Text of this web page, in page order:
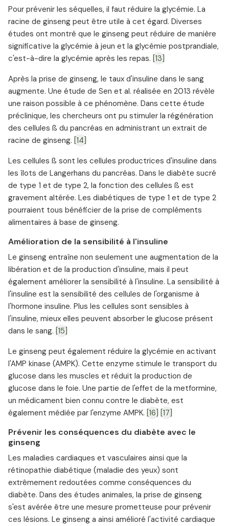
Pour prévenir les séquelles, il faut réduire la glycémie. La
racine de ginseng peut être utile à cet égard. Diverses
études ont montré que le ginseng peut réduire de manière
significative la glycémie à jeun et la glycémie postprandiale,
c'est-à-dire la glycémie après les repas. [13]
Après la prise de ginseng, le taux d'insuline dans le sang
augmente. Une étude de Sen et al. réalisée en 2013 révèle
une raison possible à ce phénomène. Dans cette étude
préclinique, les chercheurs ont pu stimuler la régénération
des cellules ß du pancréas en administrant un extrait de
racine de ginseng. [14]
Les cellules ß sont les cellules productrices d'insuline dans
les îlots de Langerhans du pancréas. Dans le diabète sucré
de type 1 et de type 2, la fonction des cellules ß est
gravement altérée. Les diabétiques de type 1 et de type 2
pourraient tous bénéficier de la prise de compléments
alimentaires à base de ginseng.
Amélioration de la sensibilité à l'insuline
Le ginseng entraîne non seulement une augmentation de la
libération et de la production d'insuline, mais il peut
également améliorer la sensibilité à l'insuline. La sensibilité à
l'insuline est la sensibilité des cellules de l'organisme à
l'hormone insuline. Plus les cellules sont sensibles à
l'insuline, mieux elles peuvent absorber le glucose présent
dans le sang. [15]
Le ginseng peut également réduire la glycémie en activant
l'AMP kinase (AMPK). Cette enzyme stimule le transport du
glucose dans les muscles et réduit la production de
glucose dans le foie. Une partie de l'effet de la metformine,
un médicament bien connu contre le diabète, est
également médiée par l'enzyme AMPK. [16] [17]
Prévenir les conséquences du diabète avec le
ginseng
Les maladies cardiaques et vasculaires ainsi que la
rétinopathie diabétique (maladie des yeux) sont
extrêmement redoutées comme conséquences du
diabète. Dans des études animales, la prise de ginseng
s'est avérée être une mesure prometteuse pour prévenir
ces lésions. Le ginseng a ainsi amélioré l'activité cardiaque